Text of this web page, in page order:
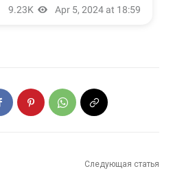
Следующая статья